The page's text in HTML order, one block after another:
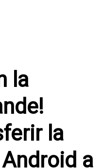
la
la
a